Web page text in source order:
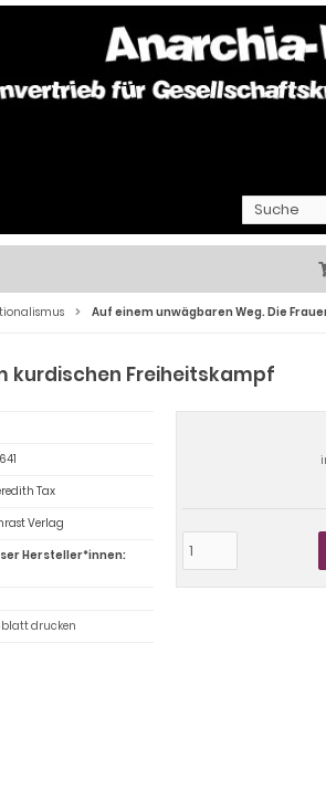
Auf einem unwägbaren Weg. Die
kurdischen Freiheitskampf
Tax
Verlag
Hersteller*innen:
drucken